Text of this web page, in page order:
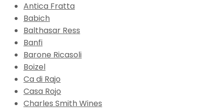
Antica Fratta
Babich
Balthasar Ress
Banfi
Barone Ricasoli
Boizel
Ca di Rajo
Casa Rojo
Charles Smith Wines